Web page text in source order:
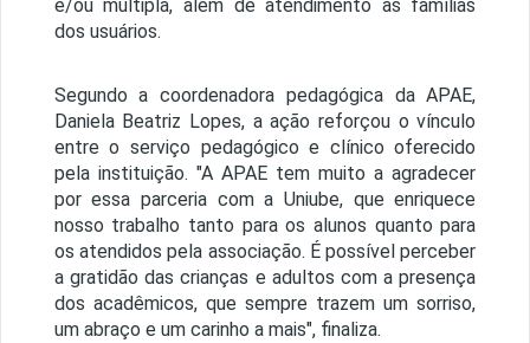
e/ou múltipla, além de atendimento às famílias
dos usuários.
Segundo a coordenadora pedagógica da APAE,
Daniela Beatriz Lopes, a ação reforçou o vínculo
entre o serviço pedagógico e clínico oferecido
pela instituição. "A APAE tem muito a agradecer
por essa parceria com a Uniube, que enriquece
nosso trabalho tanto para os alunos quanto para
os atendidos pela associação. É possível perceber
a gratidão das crianças e adultos com a presença
dos acadêmicos, que sempre trazem um sorriso,
um abraço e um carinho a mais", finaliza.